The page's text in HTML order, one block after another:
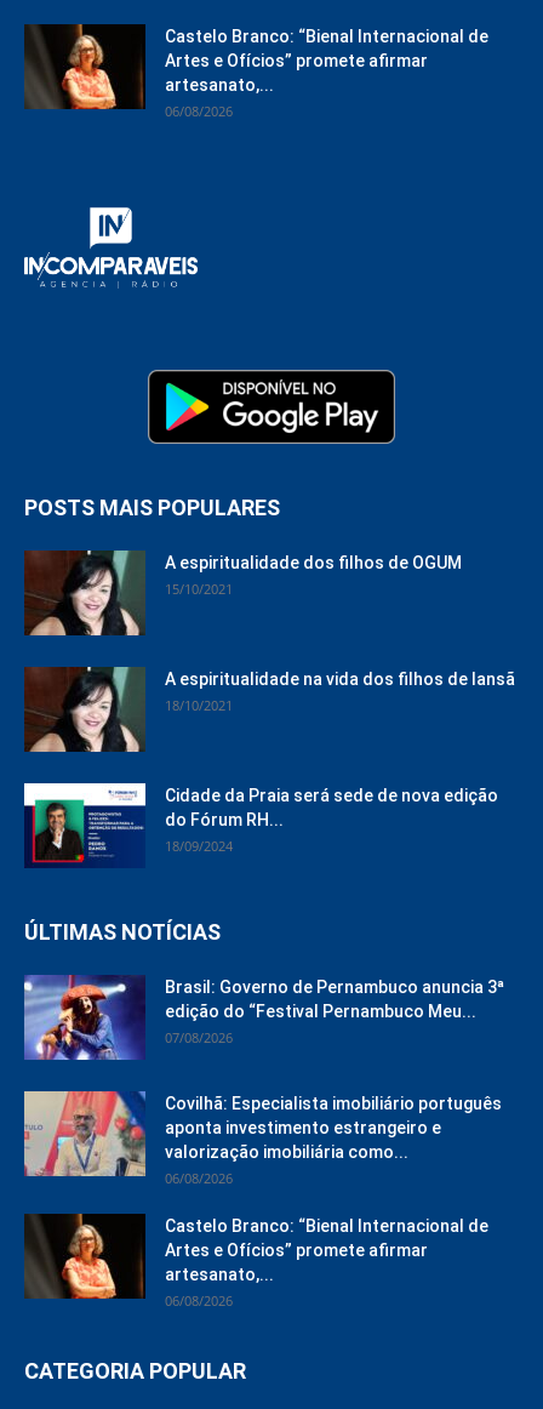
Castelo Branco: “Bienal Internacional de
Artes e Ofícios” promete afirmar
artesanato,...
06/08/2026
POSTS MAIS POPULARES
A espiritualidade dos filhos de OGUM
15/10/2021
A espiritualidade na vida dos filhos de Iansã
18/10/2021
Cidade da Praia será sede de nova edição
do Fórum RH...
18/09/2024
ÚLTIMAS NOTÍCIAS
Brasil: Governo de Pernambuco anuncia 3ª
edição do “Festival Pernambuco Meu...
07/08/2026
Covilhã: Especialista imobiliário português
aponta investimento estrangeiro e
valorização imobiliária como...
06/08/2026
Castelo Branco: “Bienal Internacional de
Artes e Ofícios” promete afirmar
artesanato,...
06/08/2026
CATEGORIA POPULAR